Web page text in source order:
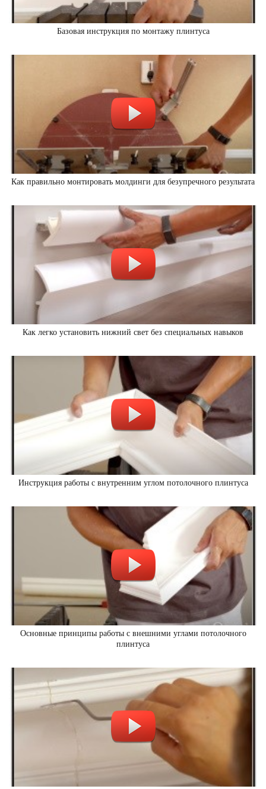
Базовая инструкция по монтажу плинтуса
Как правильно монтировать молдинги для безупречного результата
Как легко установить нижний свет без специальных навыков
Инструкция работы с внутренним углом потолочного плинтуса
Основные принципы работы с внешними углами потолочного
плинтуса